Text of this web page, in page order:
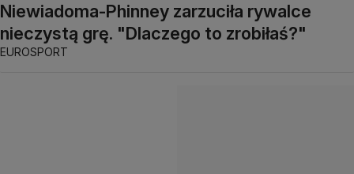
Niewiadoma-Phinney zarzuciła rywalce
nieczystą grę. "Dlaczego to zrobiłaś?"
EUROSPORT